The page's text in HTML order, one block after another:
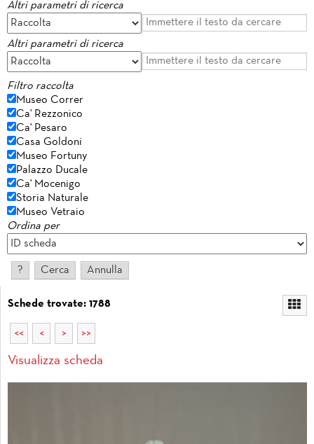
Altri parametri di ricerca
Altri parametri di ricerca
Filtro raccolta
Museo Correr
Ca' Rezzonico
Ca' Pesaro
Casa Goldoni
Museo Fortuny
Palazzo Ducale
Ca' Mocenigo
Storia Naturale
Museo Vetraio
Ordina per
Schede trovate: 1788
<< < > >>
Visualizza scheda